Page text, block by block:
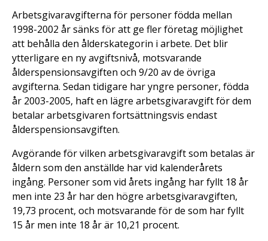
Arbetsgivaravgifterna för personer födda mellan
1998-2002 år sänks för att ge fler företag möjlighet
att behålla den ålderskategorin i arbete. Det blir
ytterligare en ny avgiftsnivå, motsvarande
ålderspensionsavgiften och 9/20 av de övriga
avgifterna. Sedan tidigare har yngre personer, födda
år 2003-2005, haft en lägre arbetsgivaravgift för dem
betalar arbetsgivaren fortsättningsvis endast
ålderspensionsavgiften.
Avgörande för vilken arbetsgivaravgift som betalas är
åldern som den anställde har vid kalenderårets
ingång. Personer som vid årets ingång har fyllt 18 år
men inte 23 år har den högre arbetsgivaravgiften,
19,73 procent, och motsvarande för de som har fyllt
15 år men inte 18 år är 10,21 procent.